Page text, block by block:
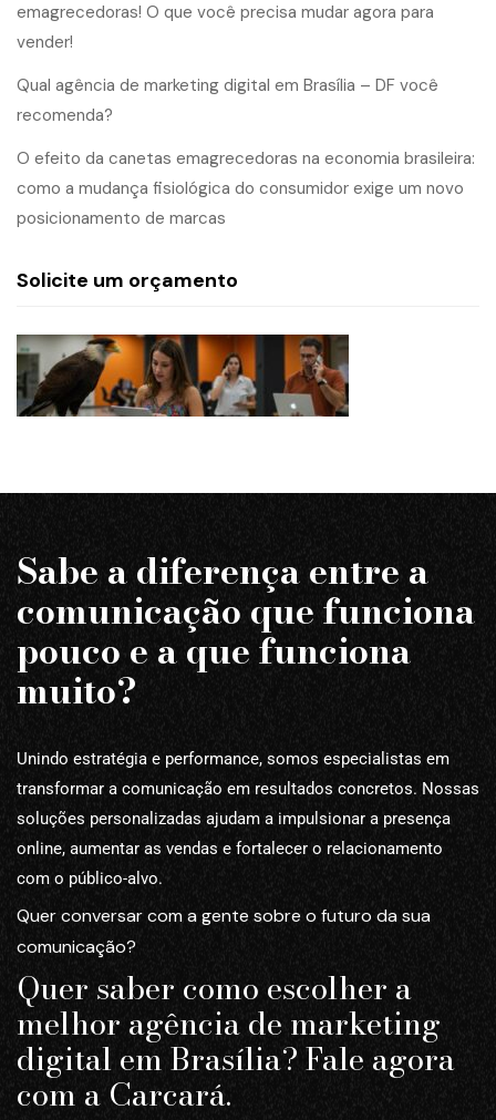
emagrecedoras! O que você precisa mudar agora para
vender!
Qual agência de marketing digital em Brasília – DF você
recomenda?
O efeito da canetas emagrecedoras na economia brasileira:
como a mudança fisiológica do consumidor exige um novo
posicionamento de marcas
Solicite um orçamento
Sabe a diferença entre a
comunicação que funciona
pouco e a que funciona
muito?
Unindo estratégia e performance, somos especialistas em
transformar a comunicação em resultados concretos. Nossas
soluções personalizadas ajudam a impulsionar a presença
online, aumentar as vendas e fortalecer o relacionamento
com o público-alvo.
Quer conversar com a gente sobre o futuro da sua
comunicação?
Quer saber como escolher a
melhor agência de marketing
digital em Brasília? Fale agora
com a Carcará.